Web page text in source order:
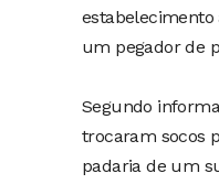
um pegador de
Segundo
trocaram socos
padaria de um